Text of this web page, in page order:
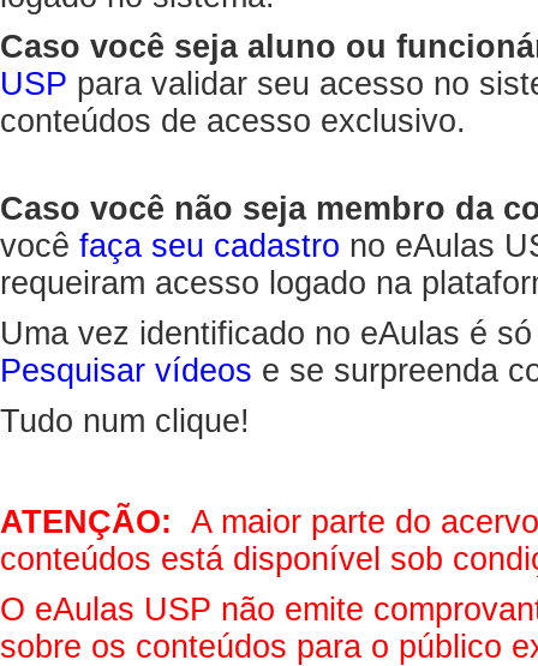
Caso você seja aluno ou
USP para validar seu acesso no
conteúdos de acesso exclusivo.
Caso você não seja membro da
você faça seu cadastro no eAulas
requeiram acesso logado na
Uma vez identificado no eAulas é
Pesquisar vídeos e se surpreenda
Tudo num clique!
ATENÇÃO: A maior parte do
conteúdos está disponível sob
O eAulas USP não emite
sobre os conteúdos para o público